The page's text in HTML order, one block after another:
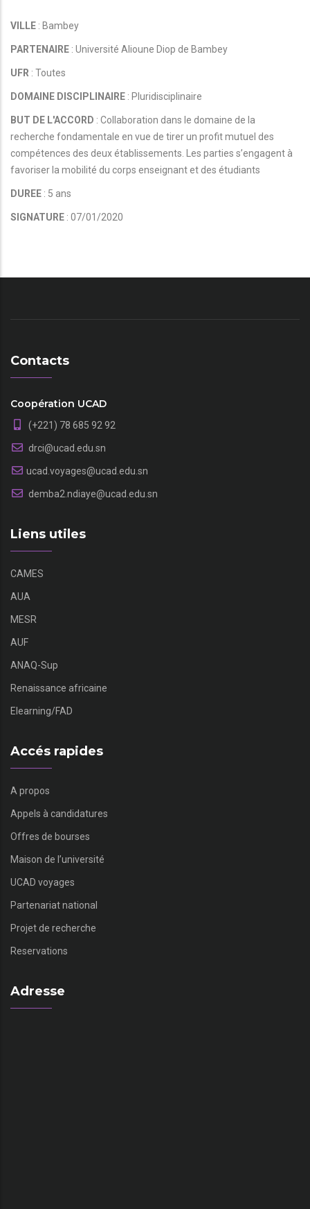
VILLE : Bambey
PARTENAIRE : Université Alioune Diop de Bambey
UFR : Toutes
DOMAINE DISCIPLINAIRE : Pluridisciplinaire
BUT DE L'ACCORD : Collaboration dans le domaine de la
recherche fondamentale en vue de tirer un profit mutuel des
compétences des deux établissements. Les parties s’engagent à
favoriser la mobilité du corps enseignant et des étudiants
DUREE : 5 ans
SIGNATURE : 07/01/2020
Contacts
Coopération UCAD
(+221) 78 685 92 92
drci@ucad.edu.sn
ucad.voyages@ucad.edu.sn
demba2.ndiaye@ucad.edu.sn
Liens utiles
CAMES
AUA
MESR
AUF
ANAQ-Sup
Renaissance africaine
Elearning/FAD
Accés rapides
A propos
Appels à candidatures
Offres de bourses
Maison de l’université
UCAD voyages
Partenariat national
Projet de recherche
Reservations
Adresse